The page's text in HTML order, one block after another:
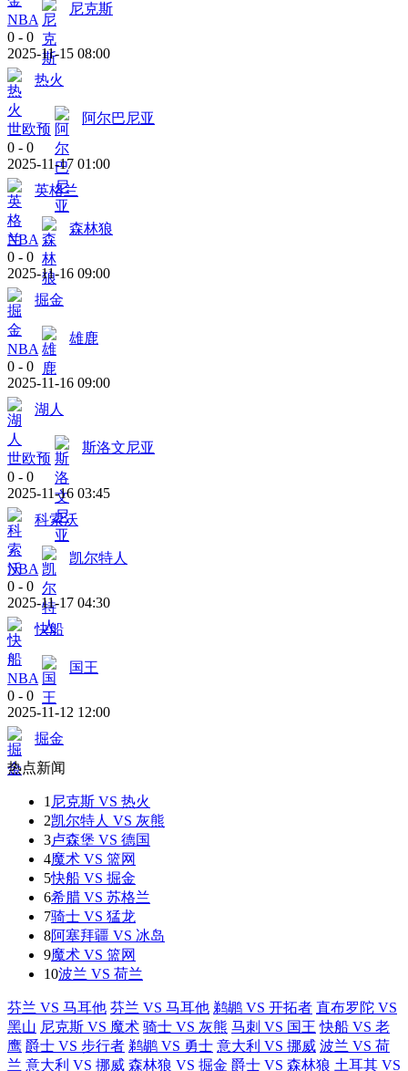
NBA
尼克斯
0 - 0
2025-11-15 08:00
热火
世欧预
阿尔巴尼亚
0 - 0
2025-11-17 01:00
英格兰
NBA
森林狼
0 - 0
2025-11-16 09:00
掘金
NBA
雄鹿
0 - 0
2025-11-16 09:00
湖人
世欧预
斯洛文尼亚
0 - 0
2025-11-16 03:45
科索沃
NBA
凯尔特人
0 - 0
2025-11-17 04:30
快船
NBA
国王
0 - 0
2025-11-12 12:00
掘金
热点新闻
1 尼克斯 VS 热火
2凯尔特人 VS 灰熊
3卢森堡 VS 德国
4魔术 VS 篮网
5快船 VS 掘金
6希腊 VS 苏格兰
7骑士 VS 猛龙
8阿塞拜疆 VS 冰岛
9魔术 VS 篮网
10波兰 VS 荷兰
芬兰 VS 马耳他 芬兰 VS 马耳他 鹈鹕 VS 开拓者 直布罗陀 VS
黑山 尼克斯 VS 魔术 骑士 VS 灰熊 马刺 VS 国王 快船 VS 老
鹰 爵士 VS 步行者 鹈鹕 VS 勇士 意大利 VS 挪威 波兰 VS 荷
兰 意大利 VS 挪威 森林狼 VS 掘金 爵士 VS 森林狼 土耳其 VS